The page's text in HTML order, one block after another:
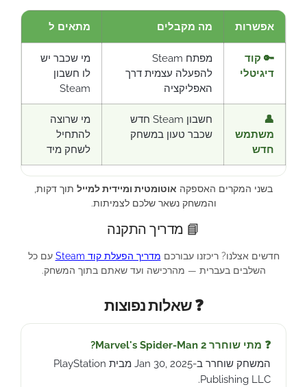
אפשרות מה מקבלים מתאים ל
🔑 קוד
דיגיטלי
מפתח Steam
להפעלה עצמית דרך
האפליקציה
מי שכבר יש
לו חשבון
Steam
👤
משתמש
חדש
חשבון Steam חדש
שכבר טעון במשחק
מי שרוצה
להתחיל
לשחק מיד
בשני המקרים האספקה אוטומטית ומיידית למייל תוך דקות,
והמשחק נשאר שלכם לצמיתות.
📘 מדריך התקנה
חדשים אצלנו? ריכזנו עבורכם מדריך הפעלת קוד Steam
עם כל
השלבים בעברית — מהרכישה ועד שאתם בתוך המשחק.
❓ שאלות נפוצות
❓ מתי שוחרר Marvel's Spider-Man 2?
המשחק שוחרר ב-Jan 30, 2025 מבית PlayStation
Publishing LLC.